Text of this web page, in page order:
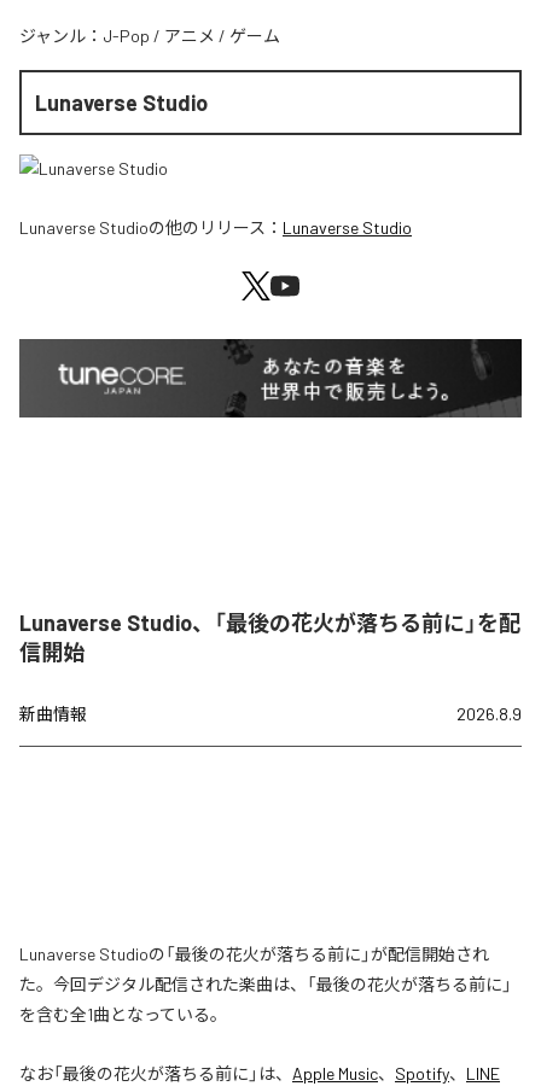
ジャンル： J-Pop / アニメ / ゲーム
Lunaverse Studio
Lunaverse Studioの他のリリース： Lunaverse Studio
Lunaverse Studio、「最後の花火が落ちる前に」を配
信開始
新曲情報 2026.8.9
Lunaverse Studioの「最後の花火が落ちる前に」が配信開始され
た。今回デジタル配信された楽曲は、「最後の花火が落ちる前に」
を含む全1曲となっている。
なお「最後の花火が落ちる前に 」は、 Apple Music、 Spotify、 LINE